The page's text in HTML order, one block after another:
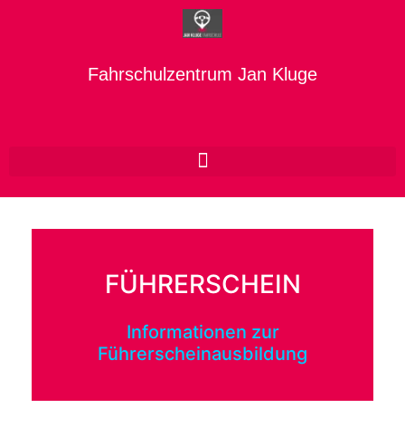
Fahrschulzentrum Jan Kluge
FÜHRERSCHEIN
Informationen zur
Führerscheinausbildung